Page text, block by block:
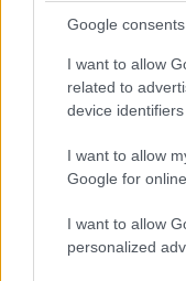
Google consents
I want to allow
related to
device identifiers
I want to allow
Google for
I want to allow
personalized
Az adatok
egészségügyi
közösségekben.
lennének is
alacsony és
jövedelmű
Olyan más típusú